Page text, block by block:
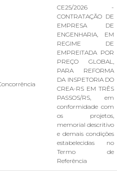
CE25/2026 -
CONTRATAÇÃO DE
EMPRESA DE
ENGENHARIA, EM
REGIME DE
EMPREITADA POR
PREÇO GLOBAL,
PARA REFORMA
DA INSPETORIA DO
CREA-RS EM TRÊS
PASSOS/RS, em
conformidade com
os projetos,
memorial descritivo
e demais condições
estabelecidas no
Termo de
Referência